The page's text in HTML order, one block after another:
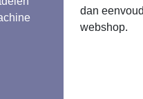
dan
webshop.